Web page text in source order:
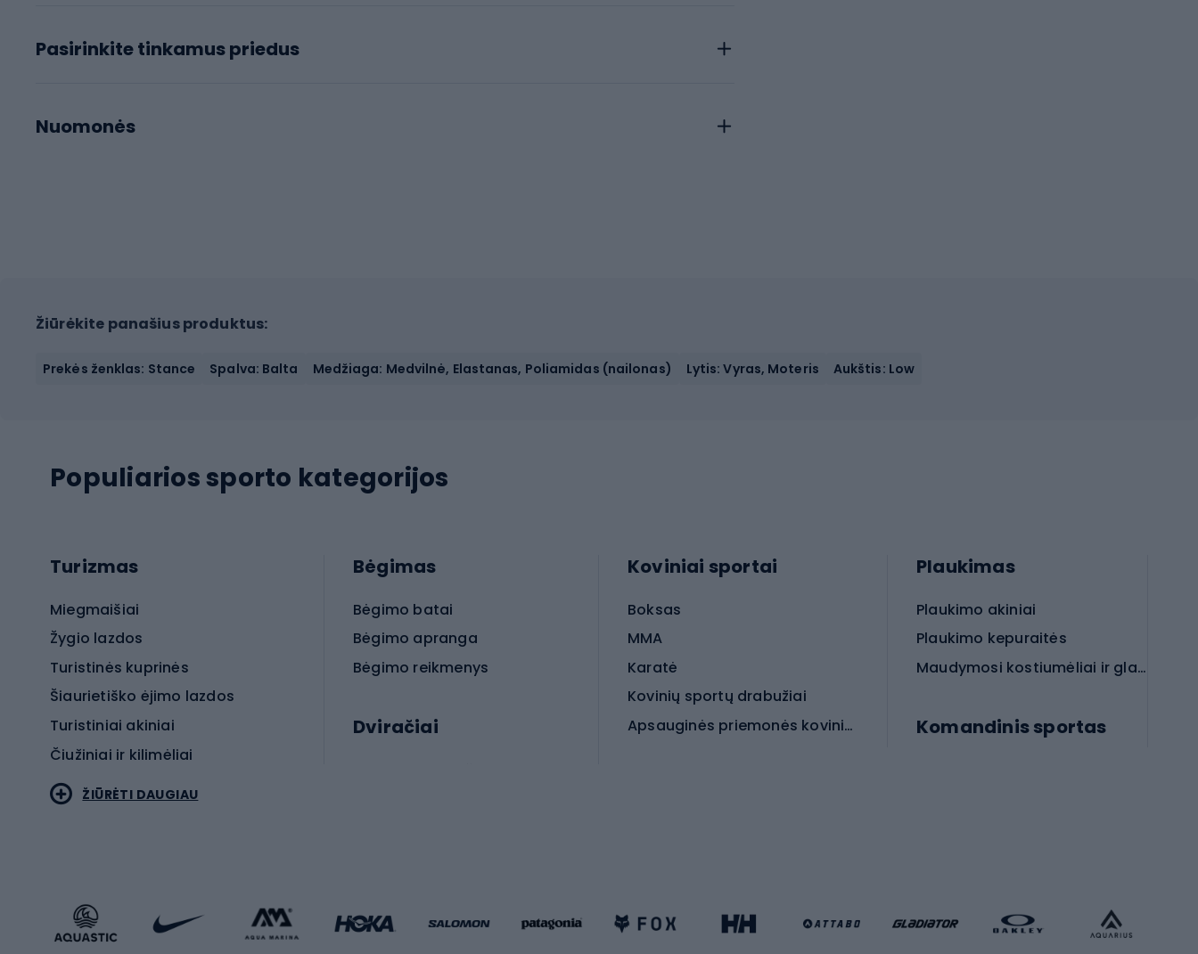
Pasirinkite tinkamus priedus
Nuomonės
Žiūrėkite panašius produktus:
Prekės ženklas: Stance Spalva: Balta Medžiaga: Medvilnė, Elastanas, Poliamidas (nailonas) Lytis: Vyras, Moteris Aukštis: Low
Populiarios sporto kategorijos
Turizmas
Miegmaišiai
Žygio lazdos
Turistinės kuprinės
Šiaurietiško ėjimo lazdos
Turistiniai akiniai
Čiužiniai ir kilimėliai
Sportinio stiliaus avalynė
Sportinio stiliaus aksesuarai
Bėgimas
Bėgimo batai
Bėgimo apranga
Bėgimo reikmenys
Dviračiai
Vaikiški dviračiai
Koviniai sportai
Boksas
MMA
Karatė
Kovinių sportų drabužiai
Apsauginės priemonės koviniam sportui
Riedučiai
Plaukimas
Plaukimo akiniai
Plaukimo kepuraitės
Maudymosi kostiumėliai ir glaudės
Komandinis sportas
Krepšinio apranga
ŽIŪRĖTI DAUGIAU